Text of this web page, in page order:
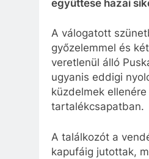
együttese hazai
A válogatott
győzelemmel és
veretlenül álló
ugyanis eddigi
küzdelmek
tartalékcsapatban.
A találkozót a
kapufáig jutottak,